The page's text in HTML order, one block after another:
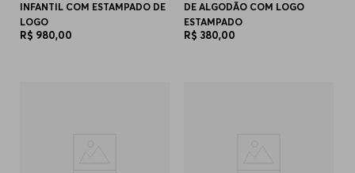
INFANTIL COM ESTAMPADO DE
LOGO
R$ 980,00
DE ALGODÃO COM LOGO
ESTAMPADO
R$ 380,00